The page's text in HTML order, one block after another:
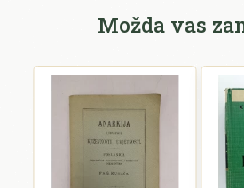
Možda vas